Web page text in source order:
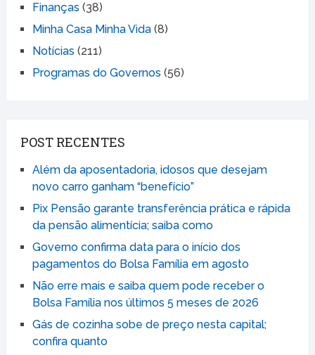
Finanças (38)
Minha Casa Minha Vida(8)
Notícias (211)
Programas do Governos (56)
POST RECENTES
Além da aposentadoria, idosos que desejam
novo carro ganham “benefício”
Pix Pensão garante transferência prática e rápida
da pensão alimentícia; saiba como
Governo confirma data para o início dos
pagamentos do Bolsa Família em agosto
Não erre mais e saiba quem pode receber o
Bolsa Família nos últimos 5 meses de 2026
Gás de cozinha sobe de preço nesta capital;
confira quanto